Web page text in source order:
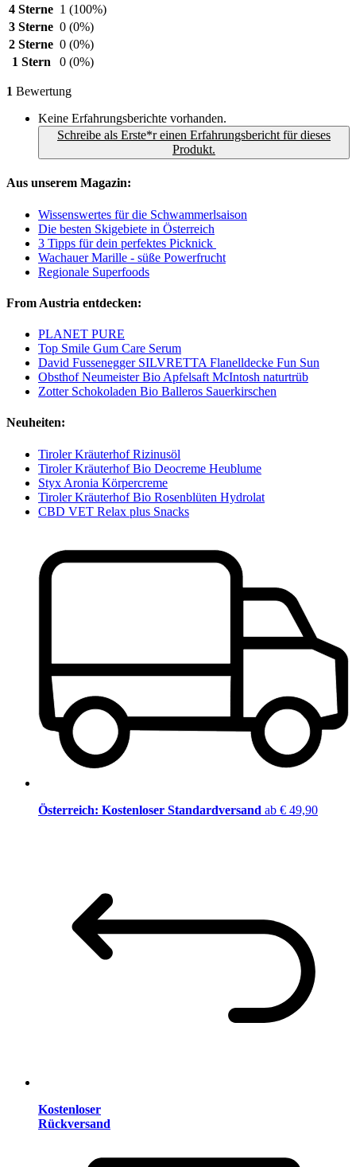
4 Sterne 1 (100%)
3 Sterne 0 (0%)
2 Sterne 0 (0%)
1 Stern
0 (0%)
1 Bewertung
Keine Erfahrungsberichte vorhanden.
Schreibe als Erste*r einen Erfahrungsbericht für dieses
Produkt.
Aus unserem Magazin:
Wissenswertes für die Schwammerlsaison
Die besten Skigebiete in Österreich
3 Tipps für dein perfektes Picknick
Wachauer Marille - süße Powerfrucht
Regionale Superfoods
From Austria entdecken:
PLANET PURE
Top Smile Gum Care Serum
David Fussenegger SILVRETTA Flanelldecke Fun Sun
Obsthof Neumeister Bio Apfelsaft McIntosh naturtrüb
Zotter Schokoladen Bio Balleros Sauerkirschen
Neuheiten:
Tiroler Kräuterhof Rizinusöl
Tiroler Kräuterhof Bio Deocreme Heublume
Styx Aronia Körpercreme
Tiroler Kräuterhof Bio Rosenblüten Hydrolat
CBD VET Relax plus Snacks
Österreich: Kostenloser Standardversand ab € 49,90
Kostenloser
Rückversand